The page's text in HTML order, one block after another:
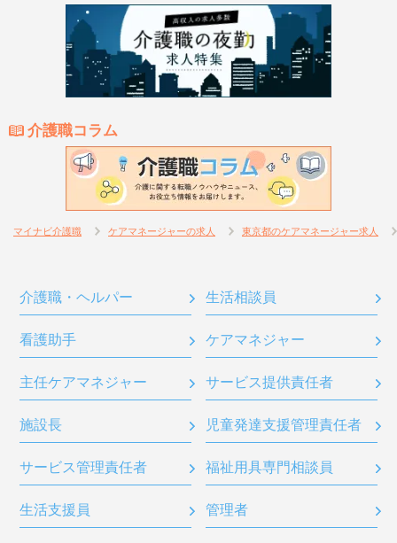
介護職コラム
マイナビ介護職 ケアマネージャーの求人 東京都のケアマネージャー求人
介護職・ヘルパー 生活相談員
看護助手 ケアマネジャー
主任ケアマネジャー サービス提供責任者
施設長 児童発達支援管理責任者
サービス管理責任者 福祉用具専門相談員
生活支援員 管理者